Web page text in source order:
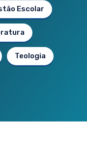
Escolar
Teologia